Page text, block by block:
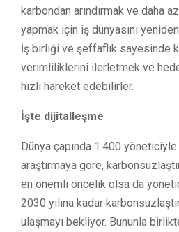
karbondan arındırmak ve daha
yapmak için iş dünyasını
İş birliği ve şeffaflık sayesinde
verimliliklerini ilerletmek ve
hızlı hareket edebilirler.
İşte dijitalleşme
Dünya çapında 1.400
araştırmaya göre,
en önemli öncelik olsa da
2030 yılına kadar
ulaşmayı bekliyor. Bununla